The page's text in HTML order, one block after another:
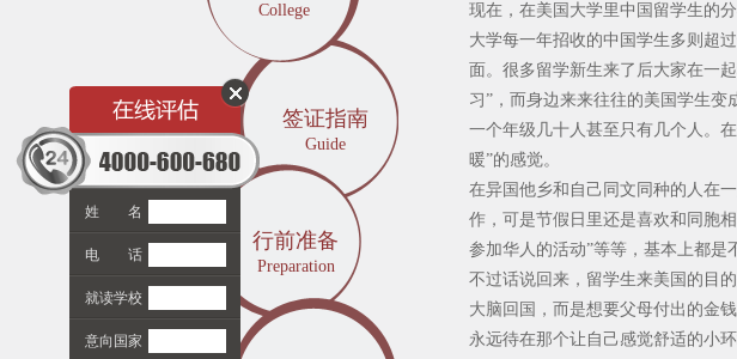
College
签证指南
Guide
行前准备
Preparation
现在，在美国大学里中国留学生的
大学每一年招收的中国学生多则超
面。很多留学新生来了后大家在一
习”，而身边来来往往的美国学生变
一个年级几十人甚至只有几个人。
暖”的感觉。
在异国他乡和自己同文同种的人在
作，可是节假日里还是喜欢和同胞
参加华人的活动”等等，基本上都是
不过话说回来，留学生来美国的目
大脑回国，而是想要父母付出的金
永远待在那个让自己感觉舒适的小
姓 名
电 话
就读学校
意向国家